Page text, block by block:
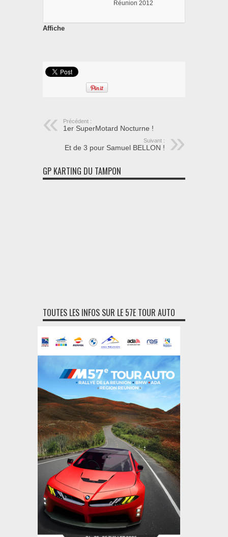
Réunion 2012
Affiche
Précédent :
1er SuperMotard Nocturne !
Suivant :
Et de 3 pour Samuel BELLON !
GP KARTING DU TAMPON
TOUTES LES INFOS SUR LE 57E TOUR AUTO